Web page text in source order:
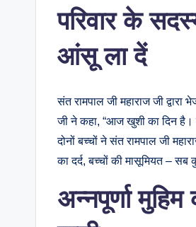
परिवार के
आंसू ला दें
संत रामपाल जी महाराज जी
जी ने कहा, “आज खुशी का दिन है।
दोनों बच्चों ने संत रामपाल जी
का दर्द, बच्चों की मासूमियत –
अन्नपूर्णा